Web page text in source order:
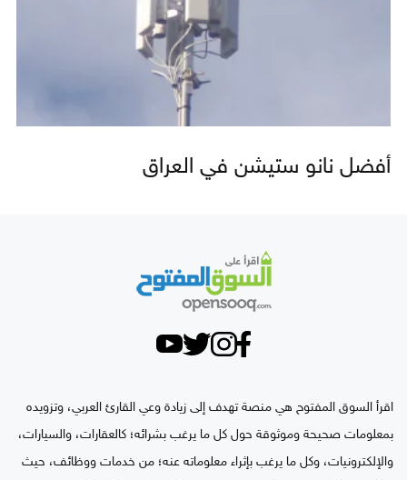
أفضل نانو ستيشن في العراق
اقرأ السوق المفتوح هي منصة تهدف إلى زيادة وعي القارئ العربي، وتزويده
بمعلومات صحيحة وموثوقة حول كل ما يرغب بشرائه؛ كالعقارات، والسيارات،
والإلكترونيات، وكل ما يرغب بإثراء معلوماته عنه؛ من خدمات ووظائف، حيث